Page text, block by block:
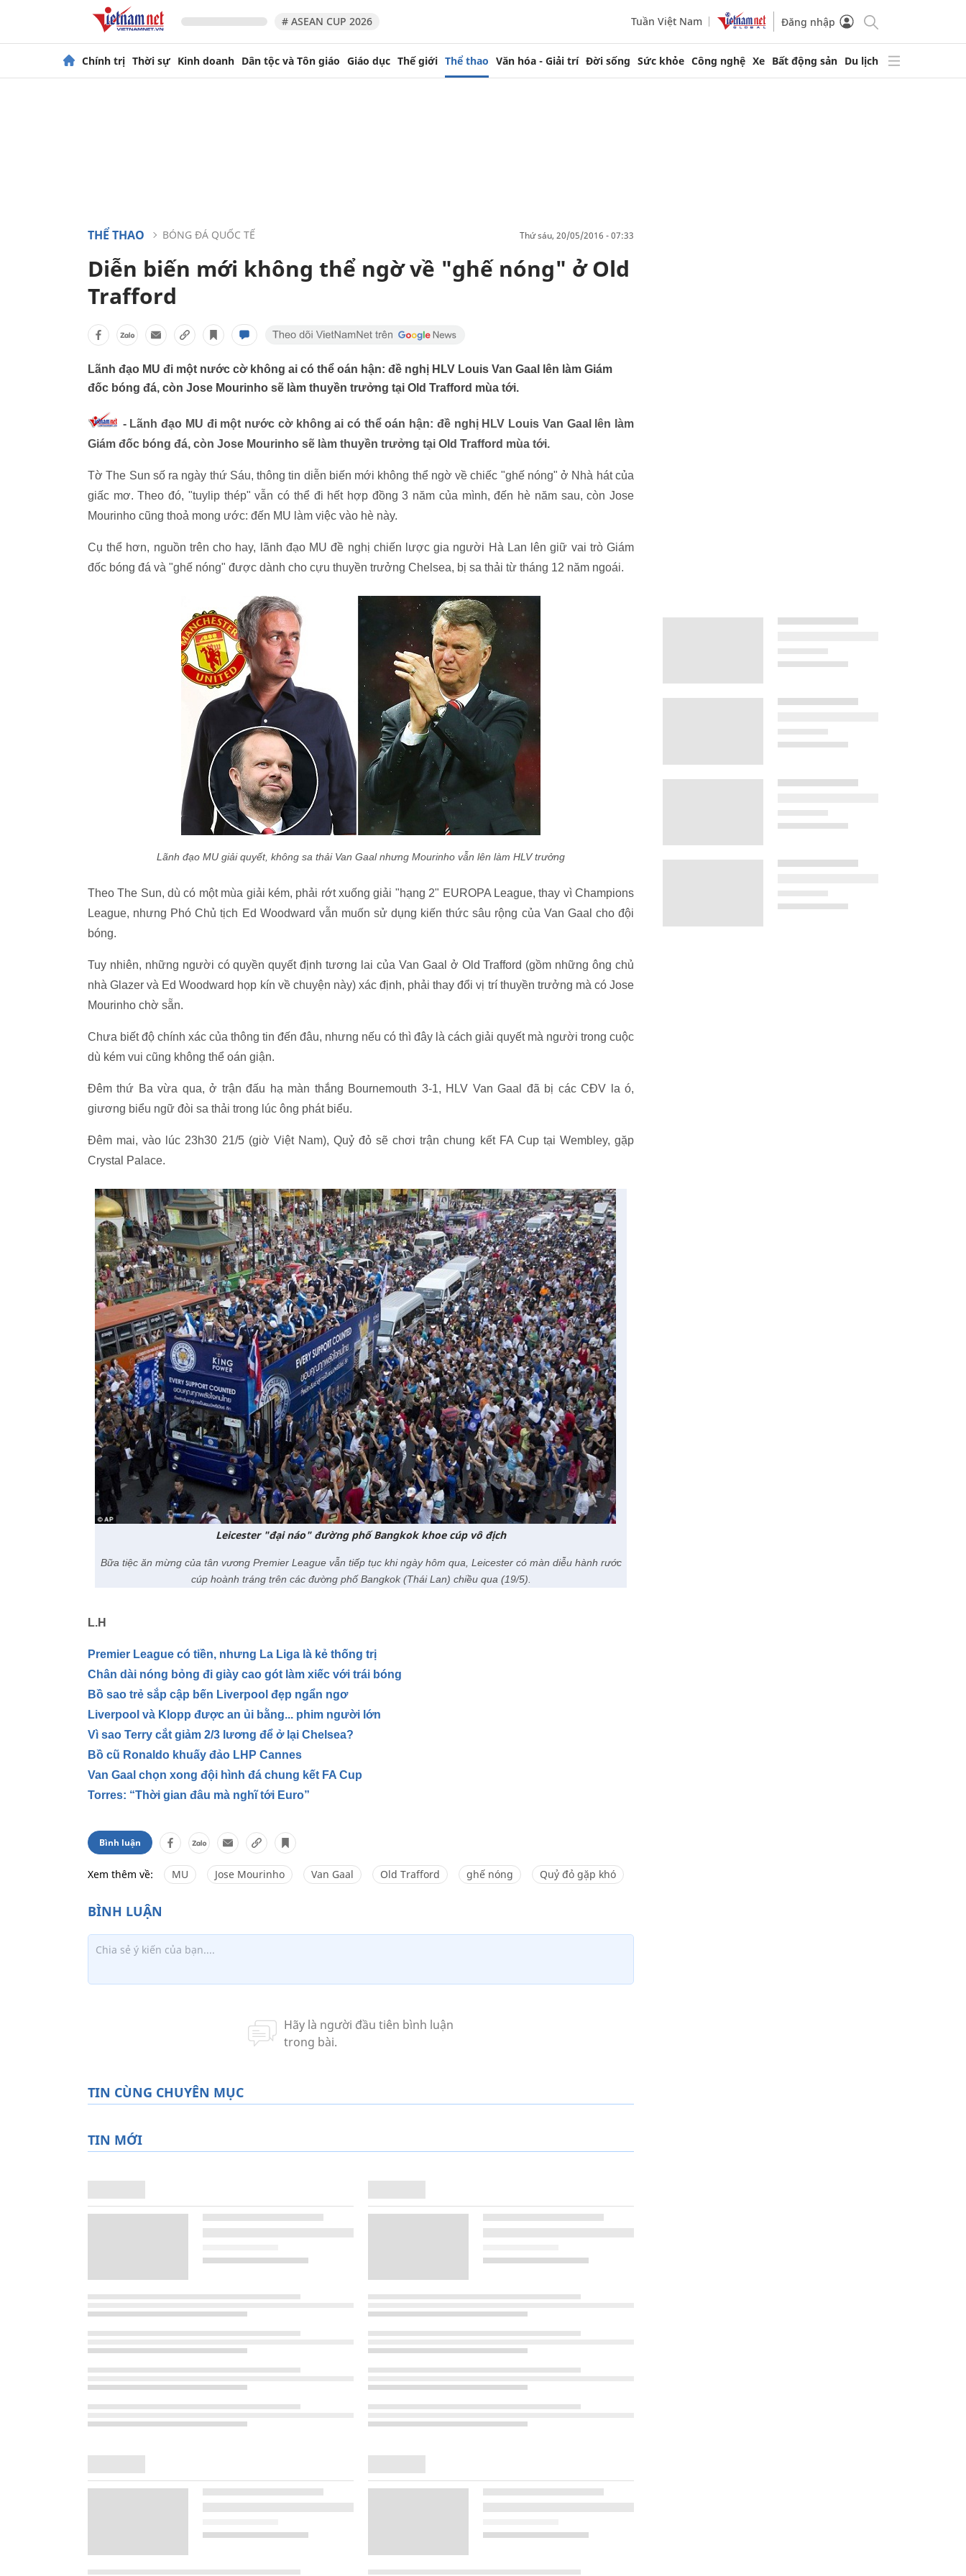
# ASEAN CUP 2026 Tuần Việt Nam Đăng nhập
Chính trị Thời sự Kinh doanh Dân tộc và Tôn giáo Giáo dục Thế giới Thể thao Văn hóa - Giải trí Đời sống Sức khỏe Công nghệ Xe Bất động sản Du lịch
THỂ THAO BÓNG ĐÁ QUỐC TẾ thứ sáu, 20/05/2016 - 07:33
Diễn biến mới không thể ngờ về "ghế nóng" ở Old
Trafford
Lãnh đạo MU đi một nước cờ không ai có thể oán hận: đề nghị HLV Louis Van Gaal lên làm Giám
đốc bóng đá, còn Jose Mourinho sẽ làm thuyền trưởng tại Old Trafford mùa tới.
- Lãnh đạo MU đi một nước cờ không ai có thể oán hận: đề nghị HLV Louis Van Gaal lên làm
Giám đốc bóng đá, còn Jose Mourinho sẽ làm thuyền trưởng tại Old Trafford mùa tới.
Tờ The Sun số ra ngày thứ Sáu, thông tin diễn biến mới không thể ngờ về chiếc "ghế nóng" ở Nhà hát của
giấc mơ. Theo đó, "tuylip thép" vẫn có thể đi hết hợp đồng 3 năm của mình, đến hè năm sau, còn Jose
Mourinho cũng thoả mong ước: đến MU làm việc vào hè này.
Cụ thể hơn, nguồn trên cho hay, lãnh đạo MU đề nghị chiến lược gia người Hà Lan lên giữ vai trò Giám
đốc bóng đá và "ghế nóng" được dành cho cựu thuyền trưởng Chelsea, bị sa thải từ tháng 12 năm ngoái.
Lãnh đạo MU giải quyết, không sa thải Van Gaal nhưng Mourinho vẫn lên làm HLV trưởng
Theo The Sun, dù có một mùa giải kém, phải rớt xuống giải "hạng 2" EUROPA League, thay vì Champions
League, nhưng Phó Chủ tịch Ed Woodward vẫn muốn sử dụng kiến thức sâu rộng của Van Gaal cho đội
bóng.
Tuy nhiên, những người có quyền quyết định tương lai của Van Gaal ở Old Trafford (gồm những ông chủ
nhà Glazer và Ed Woodward họp kín về chuyện này) xác định, phải thay đổi vị trí thuyền trưởng mà có Jose
Mourinho chờ sẵn.
Chưa biết độ chính xác của thông tin đến đâu, nhưng nếu có thì đây là cách giải quyết mà người trong cuộc
dù kém vui cũng không thể oán giận.
Đêm thứ Ba vừa qua, ở trận đấu hạ màn thắng Bournemouth 3-1, HLV Van Gaal đã bị các CĐV la ó,
giương biểu ngữ đòi sa thải trong lúc ông phát biểu.
Đêm mai, vào lúc 23h30 21/5 (giờ Việt Nam), Quỷ đỏ sẽ chơi trận chung kết FA Cup tại Wembley, gặp
Crystal Palace.
Leicester "đại náo" đường phố Bangkok khoe cúp vô địch
Bữa tiệc ăn mừng của tân vương Premier League vẫn tiếp tục khi ngày hôm qua, Leicester có màn diễu hành rước
cúp hoành tráng trên các đường phố Bangkok (Thái Lan) chiều qua (19/5).
L.H
Premier League có tiền, nhưng La Liga là kẻ thống trị
Chân dài nóng bỏng đi giày cao gót làm xiếc với trái bóng
Bồ sao trẻ sắp cập bến Liverpool đẹp ngẩn ngơ
Liverpool và Klopp được an ủi bằng... phim người lớn
Vì sao Terry cắt giảm 2/3 lương để ở lại Chelsea?
Bồ cũ Ronaldo khuấy đảo LHP Cannes
Van Gaal chọn xong đội hình đá chung kết FA Cup
Torres: “Thời gian đâu mà nghĩ tới Euro”
Bình luận
Xem thêm về: MU Jose Mourinho Van Gaal Old Trafford ghế nóng Quỷ đỏ gặp khó
TIN CÙNG CHUYÊN MỤC
TIN MỚI